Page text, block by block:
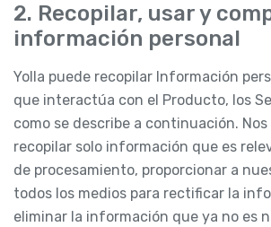
2. Recopilar, usar y
información personal
Yolla puede recopilar Información
que interactúa con el Producto, los
como se describe a continuación.
recopilar solo información que es
de procesamiento, proporcionar a
todos los medios para rectificar la
eliminar la información que ya no es